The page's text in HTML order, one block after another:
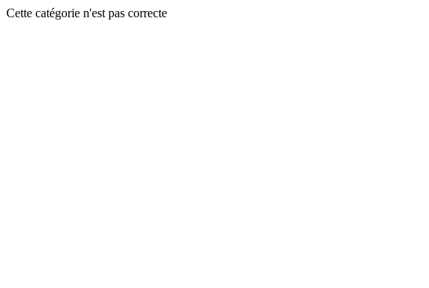
Cette catégorie n'est pas correcte